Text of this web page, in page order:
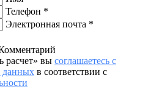
Телефон *
Электронная почта *
расчет» вы соглашаетесь с
данных в соответствии с